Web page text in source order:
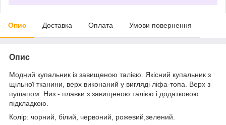
Опис Доставка Оплата Умови повернення
Опис
Модний купальник із завищеною талією. Якісний купальник з
щільної тканини, верх виконаний у вигляді ліфа-топа. Верх з
пушапом. Низ - плавки з завищеною талією і додатковою
підкладкою.
Колір: чорний, білий, червоний, рожевий,зелений.